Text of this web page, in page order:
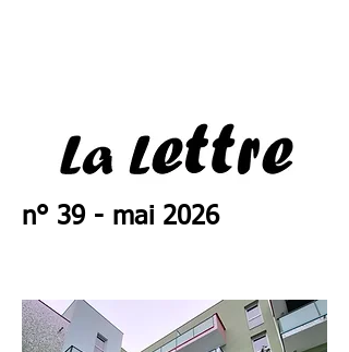
n° 39 - mai 2026